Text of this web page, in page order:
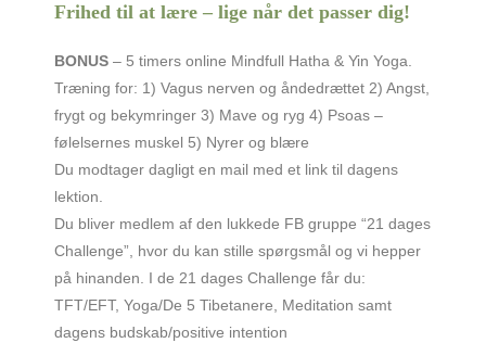
Frihed til at lære – lige når det passer dig!
BONUS – 5 timers online Mindfull Hatha & Yin Yoga.
Træning for: 1) Vagus nerven og åndedrættet 2) Angst,
frygt og bekymringer 3) Mave og ryg 4) Psoas –
følelsernes muskel 5) Nyrer og blære
Du modtager dagligt en mail med et link til dagens
lektion.
Du bliver medlem af den lukkede FB gruppe “21 dages
Challenge”, hvor du kan stille spørgsmål og vi hepper
på hinanden. I de 21 dages Challenge får du:
TFT/EFT, Yoga/De 5 Tibetanere, Meditation samt
dagens budskab/positive intention